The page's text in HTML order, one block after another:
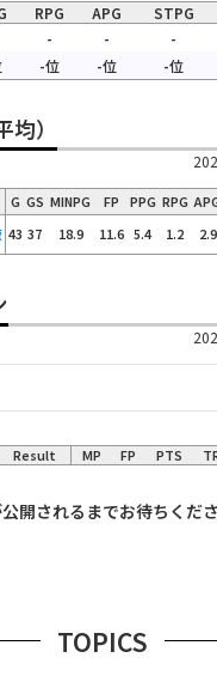
RPG APG STPG
- - -
-位 -位 -位
）
G GS MINPG FP PPG RPG
43 37 18.9 11.6 5.4 1.2 2.9
Result MP FP PTS
開されるまでお待ちくださ
TOPICS